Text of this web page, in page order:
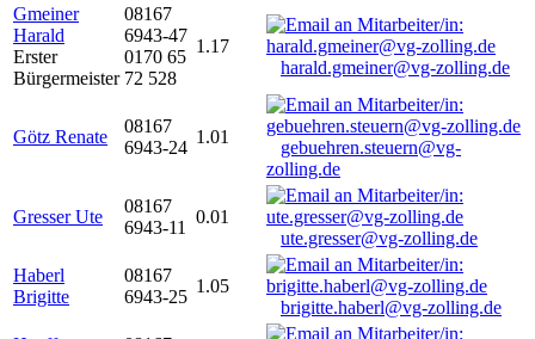
Gmeiner
Harald
Erster
Bürgermeister
08167
6943-47
0170 65
72 528
1.17
harald.gmeiner@vg-zolling.de
Götz Renate
08167
6943-24
1.01
gebuehren.steuern@vg-
zolling.de
Gresser Ute
08167
6943-11
0.01
ute.gresser@vg-zolling.de
Haberl
Brigitte
08167
6943-25
1.05
brigitte.haberl@vg-zolling.de